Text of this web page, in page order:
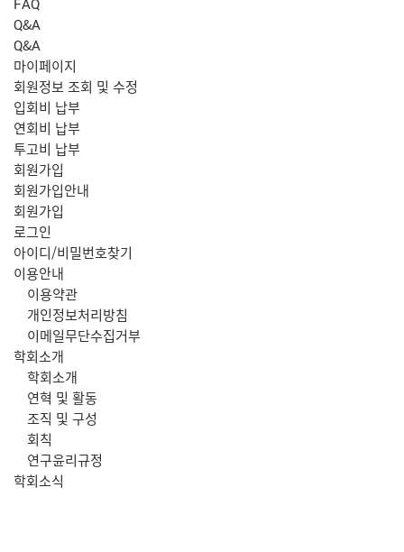
Q&A
Q&A
마이페이지
회원정보 조회 및 수정
입회비 납부
연회비 납부
투고비 납부
회원가입
회원가입안내
회원가입
로그인
아이디/비밀번호찾기
주
뉴
이용안내
이용약관
개인정보처리방침
이메일무단수집거부
학회소개
학회소개
연혁 및 활동
조직 및 구성
회칙
연구윤리규정
학회소식